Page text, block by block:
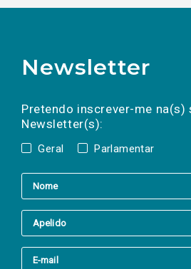
Newsletter
Pretendo inscrever-me na(s)
Newsletter(s):
Geral Parlamentar
a(s) newsletter(s).
mail